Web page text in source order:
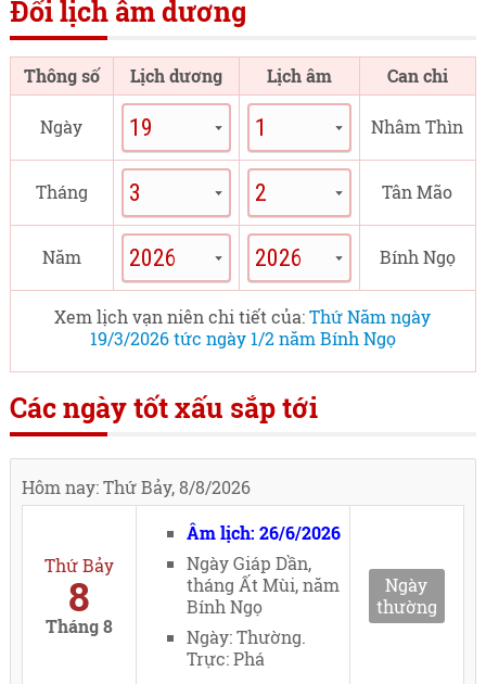
Đổi lịch âm dương
Thông số Lịch dương Lịch âm Can chi
Ngày Nhâm Thìn
Tháng Tân Mão
Năm Bính Ngọ
Xem lịch vạn niên chi tiết của:Thứ Năm ngày
19/3/2026 tức ngày 1/2 năm Bính Ngọ
Các ngày tốt xấu sắp tới
Hôm nay: Thứ Bảy, 8/8/2026
Thứ Bảy
8
Tháng 8
Âm lịch: 26/6/2026
Ngày Giáp Dần,
tháng Ất Mùi, năm
Bính Ngọ
Ngày: Thường.
Trực: Phá
Ngày
thường